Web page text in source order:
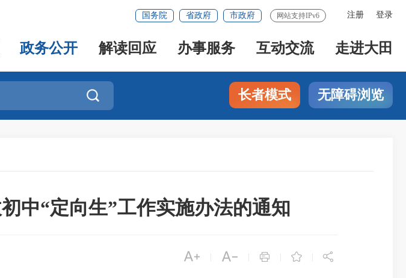
注册 登录
国务院 省政府 市政府 网站支持IPv6
政务公开 解读回应 办事服务 互动交流 走进大田
 长者模式 无障碍浏览
中“定向生”工作实施办法的通知
    